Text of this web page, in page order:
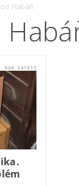
Habáň
Kód:341915